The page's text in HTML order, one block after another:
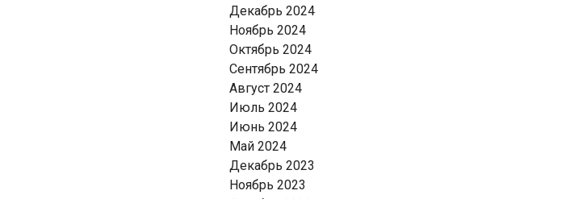
Декабрь 2024
Ноябрь 2024
Октябрь 2024
Сентябрь 2024
Август 2024
Июль 2024
Июнь 2024
Май 2024
Декабрь 2023
Ноябрь 2023